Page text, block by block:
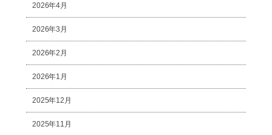
2026年4月
2026年3月
2026年2月
2026年1月
2025年12月
2025年11月